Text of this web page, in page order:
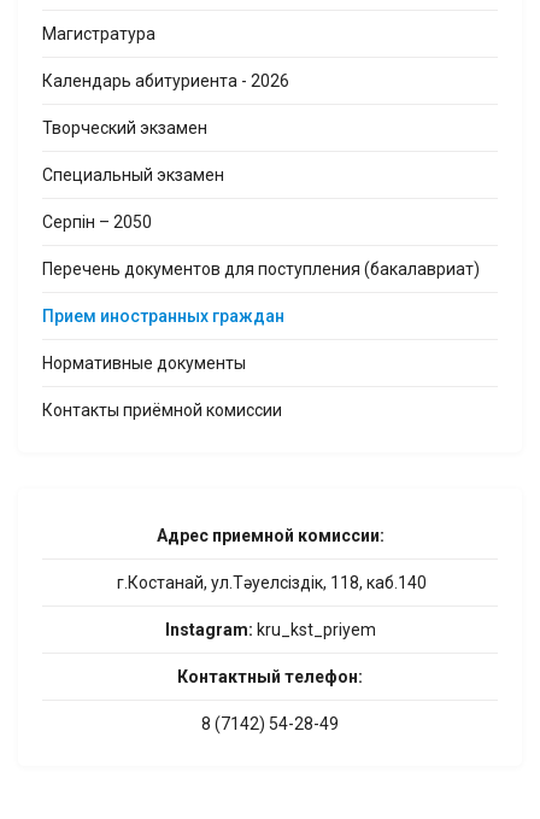
Магистратура
Календарь абитуриента - 2026
Творческий экзамен
Cпециальный экзамен
Серпін – 2050
Перечень документов для поступления (бакалавриат)
Прием иностранных граждан
Нормативные документы
Контакты приёмной комиссии
Адрес приемной комиссии:
г.Костанай, ул.Тәуелсіздік, 118, каб.140
Instagram: kru_kst_priyem
Контактный телефон:
8 (7142) 54-28-49